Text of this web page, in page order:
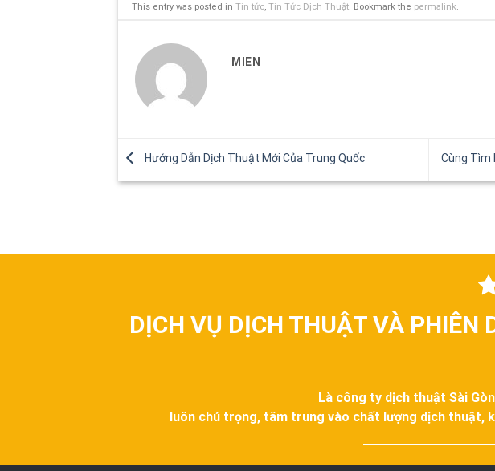
This entry was posted in Tin tức, Tin Tức Dịch Thuật. Bookmark the permalink.
MIEN
Hướng Dẫn Dịch Thuật Mới Của Trung Quốc Cùng Tìm
DỊCH VỤ DỊCH THUẬT VÀ PHIÊN
Là công ty dịch thuật Sài
luôn chú trọng, tâm trung vào chất lượng dịch thuật,